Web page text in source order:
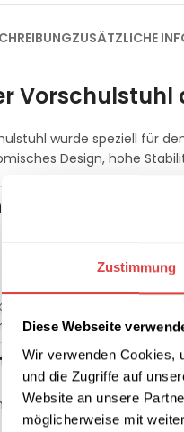
Zustimmung
Diese Webseite
Wir verwenden Cookies,
und die Zugriffe auf
Website an unsere
möglicherweise mit
ZUSÄTZLICHE
Vorschulstuhl
wurde speziell für
Design, hohe
für
der Stuhl mit dem
und Sicherheit
verhindert